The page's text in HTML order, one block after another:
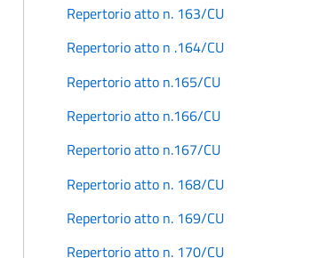
Repertorio atto n. 163/CU
Repertorio atto n .164/CU
Repertorio atto n.165/CU
Repertorio atto n.166/CU
Repertorio atto n.167/CU
Repertorio atto n. 168/CU
Repertorio atto n. 169/CU
Repertorio atto n. 170/CU